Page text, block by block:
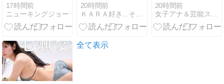
17時間前
ニューキングジョー
ルニアだった
20時間前
架純のセーラ
ー服姿にファ
ン騒然「役作
20時間前
全て表示